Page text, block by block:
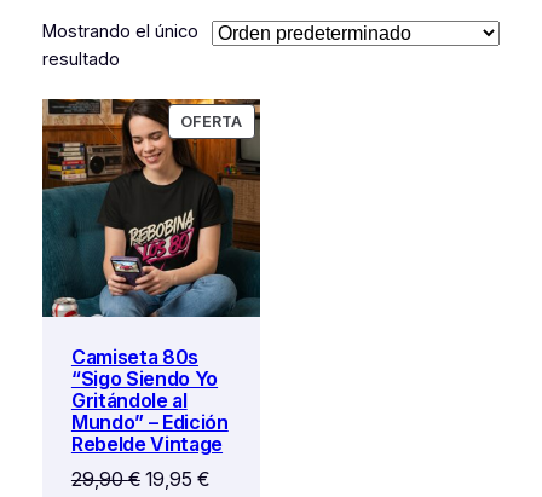
Mostrando el único
resultado
OFERTA PRODUCTO
EN
OFERTA
Camiseta 80s
“Sigo Siendo Yo
Gritándole al
Mundo” – Edición
Rebelde Vintage
29,90€ El
19,95 €El